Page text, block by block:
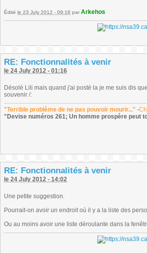
Édité le 23 July 2012 - 09:16 par Arkehos
RE: Fonctionnalités à venir
le 24 July 2012 - 01:16
Désolé Lili mais quand j'ai posté la je me suis dis
souvenir /:
"Terrible problème de ne pas pouvoir mourir..." -
"Devise numéros 261; Un homme prospère peut
RE: Fonctionnalités à venir
le 24 July 2012 - 14:02
Une petite suggestion.
Pourrait-on avoir un endroit où il y a la liste des
Ou au moins avoir une liste déroulante dans la